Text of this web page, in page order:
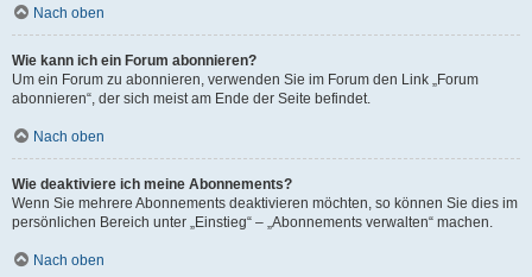
Nach oben
Wie kann ich ein Forum abonnieren?
Um ein Forum zu abonnieren, verwenden Sie im Forum den Link „Forum
abonnieren“, der sich meist am Ende der Seite befindet.
Nach oben
Wie deaktiviere ich meine Abonnements?
Wenn Sie mehrere Abonnements deaktivieren möchten, so können Sie dies im
persönlichen Bereich unter „Einstieg“ – „Abonnements verwalten“ machen.
Nach oben